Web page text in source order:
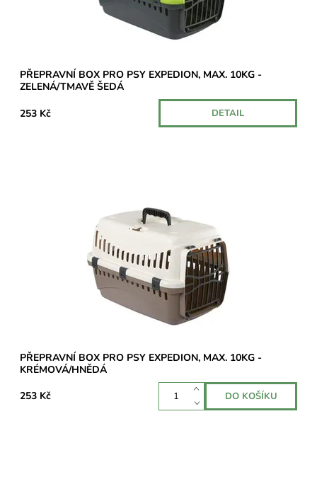
PŘEPRAVNÍ BOX PRO PSY EXPEDION, MAX. 10KG -
ZELENÁ/TMAVĚ ŠEDÁ
253 Kč
DETAIL
plastovými dvířky a speciálními úchyty pro bezpečnostní pásy v
Skladem 1 ks
PŘEPRAVNÍ BOX PRO PSY EXPEDION, MAX. 10KG -
KRÉMOVÁ/HNĚDÁ
253 Kč